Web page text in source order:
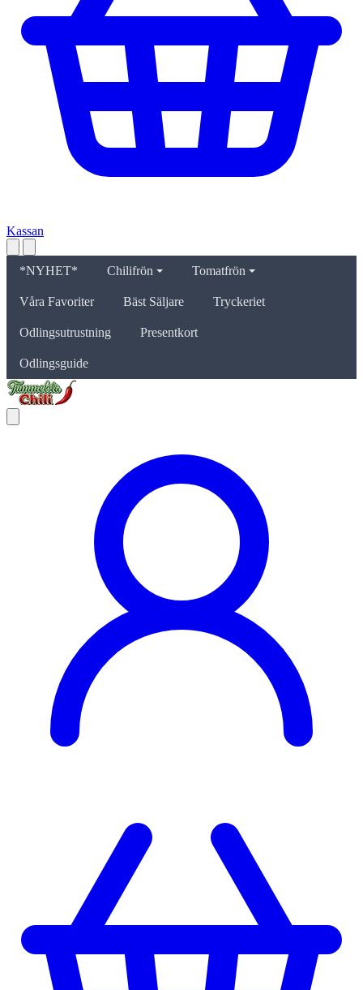
Kassan
*NYHET* Chilifrön Tomatfrön
Våra Favoriter Bäst Säljare Tryckeriet
Odlingsutrustning Presentkort
Odlingsguide